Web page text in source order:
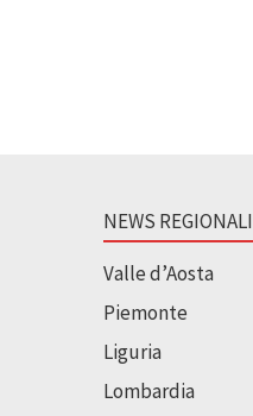
NEWS REGIONALI
Valle d’Aosta
Piemonte
Liguria
Lombardia